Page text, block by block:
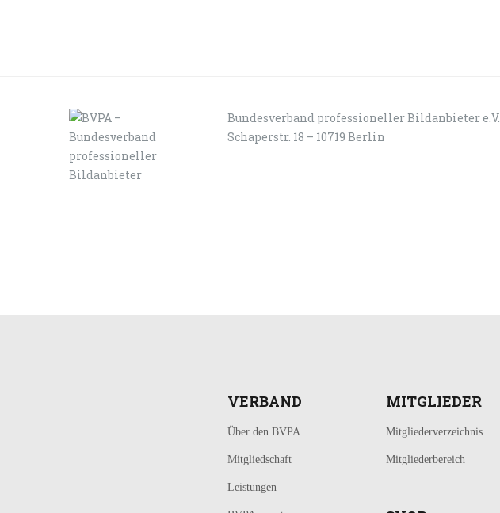
Bundesverband professioneller Bildanbieter e.V.
Schaperstr. 18 – 10719 Berlin
VERBAND
Über den BVPA
Mitgliedschaft
Leistungen
MITGLIEDER
Mitgliederverzeichnis
Mitgliederbereich